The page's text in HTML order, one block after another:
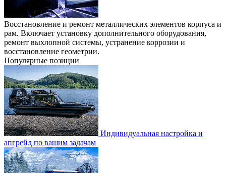
Восстановление и ремонт металлических элементов корпуса и
рам. Включает установку дополнительного оборудования,
ремонт выхлопной системы, устранение коррозии и
восстановление геометрии.
Популярные позиции
Индивидуальная настройка и
апгрейд по вашим задачам